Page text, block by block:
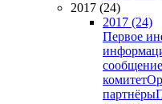
2017 (24)
2017 (24)
Первое
сообщение
комитет
партнёры